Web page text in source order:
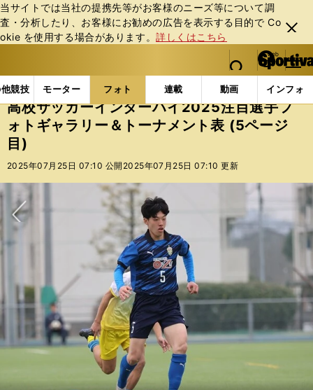
当サイトでは当社の提携先等がお客様のニーズ等について調
査・分析したり、お客様にお勧めの広告を表⽰する⽬的で Co
okie を使⽤する場合があります。詳しくはこちら
閉じ
る
web Sportiva (webスポルティーバ)
検索
マイペ
ー
ジ
メニュ
競技 モーター フォト 連載 動画 インフォ
b
ス
ポ
ル
テ
ー
バ
フォトギャラリー コラムフォト 高校サッカーイン
高校サッカーインターハイ2025注目選手フ
ォトギャラリー＆トーナメント表 (5ページ
目)
2025年07月25日 07:10 公開 2025年07月25日 07:10 更新
オノボフランシス日華（山梨学院） photo by Yoshida Taro